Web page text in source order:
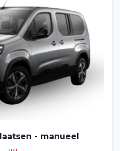
huren
termijn
- manueel